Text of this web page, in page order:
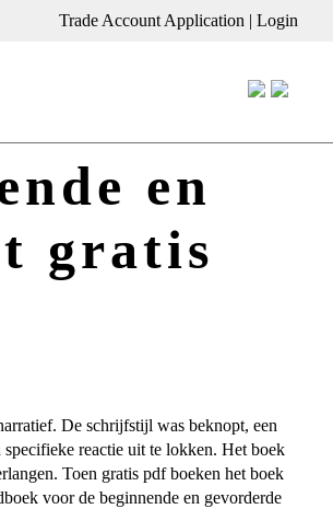
Trade Account Application | Login
en
gratis
De schrijfstijl was beknopt, een
reactie uit te lokken. Het boek
Toen gratis pdf boeken het boek
voor de beginnende en gevorderde